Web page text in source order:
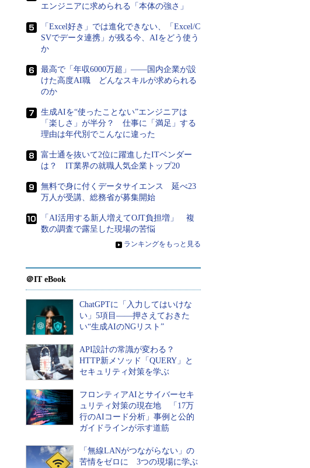
エンジニアに求められる「本体の強さ」
「Excel好き」では進化できない、「Excel/C
SVでデータ連携」が残る今、AIをどう使う
か
最高で「年収6000万超」――国内企業が設
けた高度AI職 どんなスキルが求められる
のか
生成AIを“使ったことない”エンジニアは
「楽しさ」が半分？ 仕事に「満足」する
理由は年代別でこんなに違った
富士通を抜いて2位に躍進したITベンダー
は？ IT業界の就職人気企業トップ20
無料で身に付くデータサイエンス 延べ23
万人が受講、総務省が募集開始
「AI活用する新人増えてOJT負担増」 複
数の調査で露呈した現場の苦悩
» ランキングをもっと見る
＠IT eBook
ChatGPTに「入力してはいけな
い」5項目――押さえておきた
い“生成AIのNGリスト”
API設計の常識が変わる？
HTTP新メソッド「QUERY」と
セキュリティ対策を学ぶ
フロンティアAIとサイバーセキ
ュリティ対策の現在地 「17万
行のAIコード分析」事例と公的
ガイドラインが示す道筋
「無線LANがつながらない」の
苦情をゼロに 3つの現場に学ぶ